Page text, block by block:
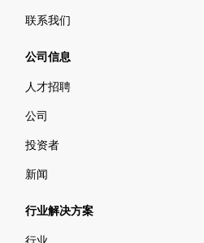
联系我们
公司信息
人才招聘
公司
投资者
新闻
行业解决方案